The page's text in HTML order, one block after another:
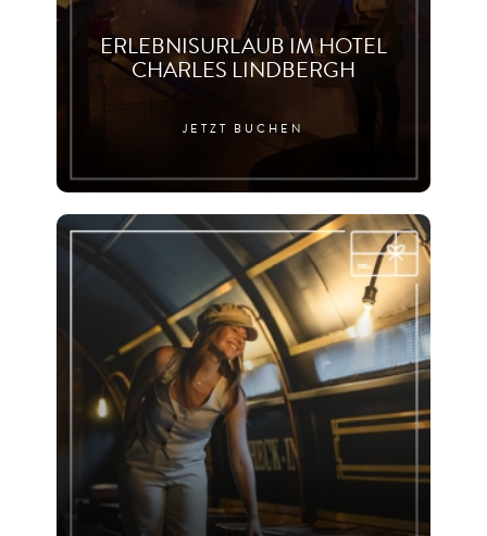
ERLEBNISURLAUB IM HOTEL
CHARLES LINDBERGH
JETZT BUCHEN